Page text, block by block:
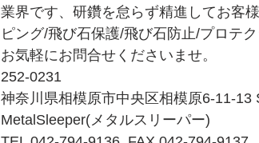
業界です、研鑽を怠らず精進してお客
ピング/飛び石保護/飛び石防止/プロテ
お気軽にお問合せくださいませ。
252-0231
神奈川県相模原市中央区相模原6-11-13
MetalSleeper(メタルスリーパー)